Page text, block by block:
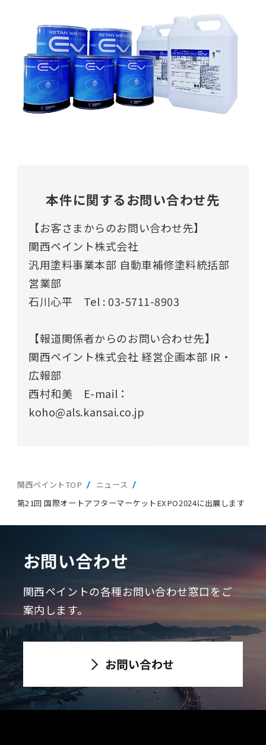
本件に関するお問い合わせ先
【お客さまからのお問い合わせ先】
関西ペイント株式会社
汎用塗料事業本部 自動車補修塗料統括部
営業部
石川心平 Tel : 03-5711-8903
【報道関係者からのお問い合わせ先】
関西ペイント株式会社 経営企画本部 IR・
広報部
西村和美 E-mail：
koho@als.kansai.co.jp
関西ペイントTOP
ニュース
第21回 国際オートアフターマーケットEXPO2024に出展します
お問い合わせ
関西ペイントの各種お問い合わせ窓口をご
案内します。
お問い合わせ